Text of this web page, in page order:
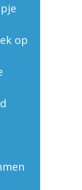
op